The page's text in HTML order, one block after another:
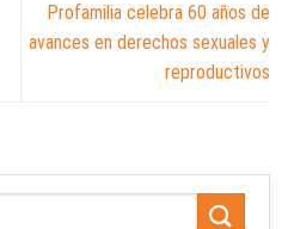
Profamilia celebra 60 años de
avances en derechos sexuales y
reproductivos